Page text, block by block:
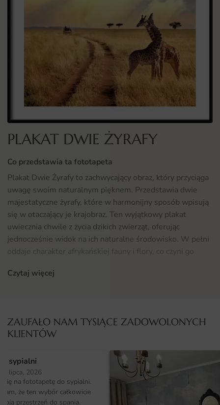
PLAKAT DWIE ŻYRAFY
Co przedstawia ta fototapeta
Plakat Dwie Żyrafy to zachwycający obraz, który przyciąga
uwagę swoim naturalnym pięknem. Przedstawia dwie
majestatyczne żyrafy, które w harmonijny sposób wpisują
się w otaczający je krajobraz. Ten wyjątkowy plakat
uwiecznia chwile z życia dzikich zwierząt, oferując
jednocześnie widok na ich naturalne środowisko. W pełni
oddaje charakter afrykańskiej fauny i flory, co czyni go
nawiązać do natury.
przestrzeniach w Twoim domu. Może być ozdobą salonu,
sypialni, a także biura czy pokoju dziecięcego. Jego
naturalne kolory i tematyka sprawiają, że idealnie wpisuje
się w styl skandynawski, boho czy eklektyczny. Jeśli
pragniesz wprowadzić do swojego wnętrza odrobinę
egzotyki i ciepła, ten plakat będzie strzałem w dziesiątkę.
Dodatkowo, jeśli interesują Cię inne formy dekoracji ścian,
Czytaj więcej
ZAUFAŁO NAM TYSIĄCE ZADOWOLONYCH
KLIENTÓW
sypialni
lipca, 2026
się na fototapetę do sypialni.
że ten wybór całkowicie
przestrzeń do spania.